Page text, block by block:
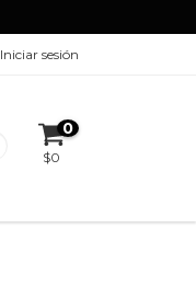
Iniciar sesión
0
$0